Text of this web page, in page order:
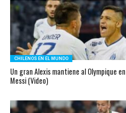
CHILENOS EN EL MUNDO
Un gran Alexis mantiene al Olympique
Messi (Video)